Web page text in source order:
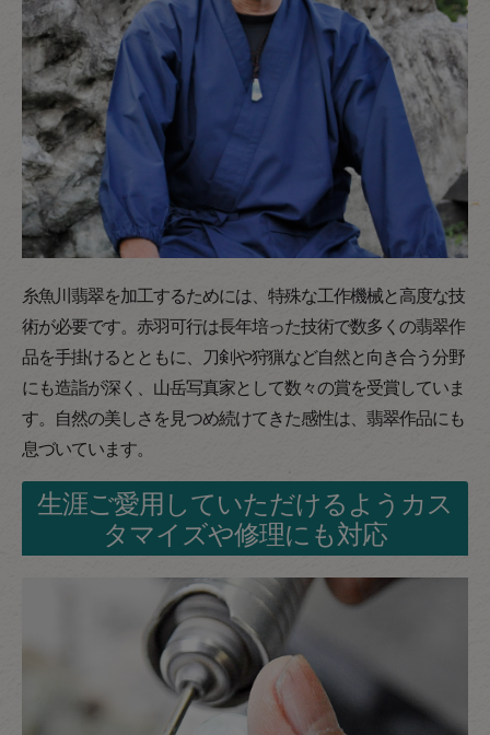
糸魚川翡翠を加工するためには、特殊な工作機械と高度な技
術が必要です。赤羽可行は長年培った技術で数多くの翡翠作
品を手掛けるとともに、刀剣や狩猟など自然と向き合う分野
にも造詣が深く、山岳写真家として数々の賞を受賞していま
す。自然の美しさを見つめ続けてきた感性は、翡翠作品にも
息づいています。
生涯ご愛用していただけるようカス
タマイズや修理にも対応